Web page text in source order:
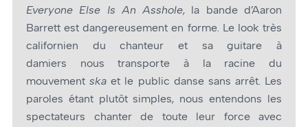
Everyone Else Is An Asshole, la bande d’Aaron
Barrett est dangereusement en forme. Le look très
californien du chanteur et sa guitare à
damiers nous transporte à la racine du
mouvementska et le public danse sans arrêt. Les
paroles étant plutôt simples, nous entendons les
spectateurs chanter de toute leur force avec